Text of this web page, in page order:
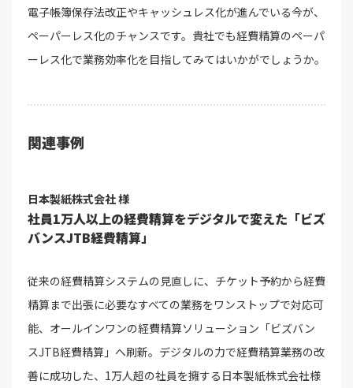
電子帳簿保存法改正やキャッシュレス化が進んでいる今が、
ペーパーレス化のチャンスです。貴社でも経費精算のペーパ
ーレス化で業務効率化を目指してみてはいかがでしょうか。
関連事例
日本製紙株式会社 様
社員1万人以上の経費精算をデジタルで変えた「ビズ
バンスJTB経費精算」
従来の経費精算システムの見直しに、チケット予約から経費
精算まで出張に必要なすべての業務をワンストップで対応可
能、オールインワンの経費精算ソリューション「ビズバン
スJTB経費精算」へ刷新。デジタルの力で経費精算業務の改
善に成功した、1万人超の社員を擁する日本製紙株式会社様